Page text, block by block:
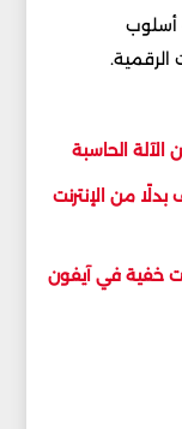
أسلوب
الحاسبة
من الإنترنت